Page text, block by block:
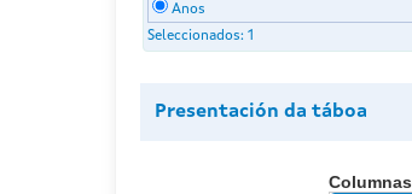
Anos
Seleccionados: 1
Presentación da táboa
Columnas